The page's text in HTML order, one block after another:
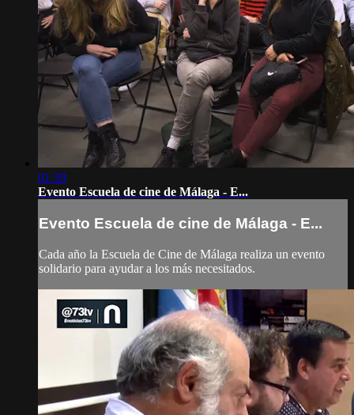
01:39
Evento Escuela de cine de Málaga - E...
Evento Escuela de cine de Málaga - E...
Cada año la Escuela de Cine de Málaga realiza un evento
solidario para ayudar a los más necesitados.